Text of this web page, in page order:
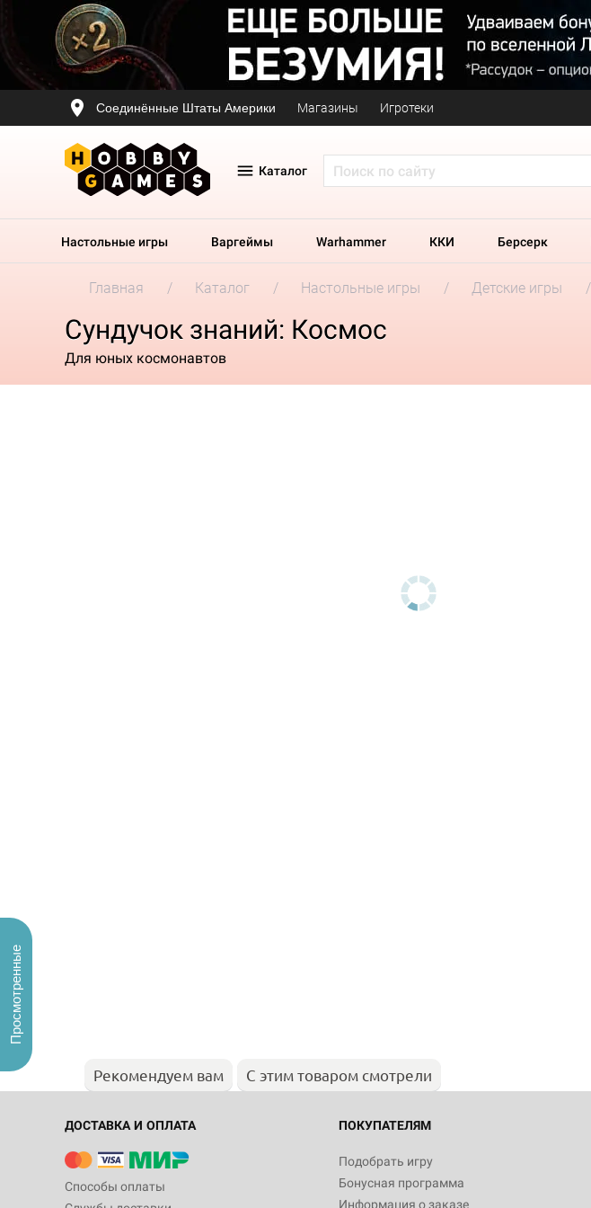
Соединённые Штаты Америки Магазины Игротеки
Каталог
Настольные игры Варгеймы Warhammer ККИ Берсерк
Главная Каталог Настольные игры Детские игры
Сундучок знаний: Космос
Для юных космонавтов
Рекомендуем вам С этим товаром смотрели
ДОСТАВКА И ОПЛАТА
Способы оплаты
ПОКУПАТЕЛЯМ
Подобрать игру
Бонусная программа
Информация о заказе
Просмотренные